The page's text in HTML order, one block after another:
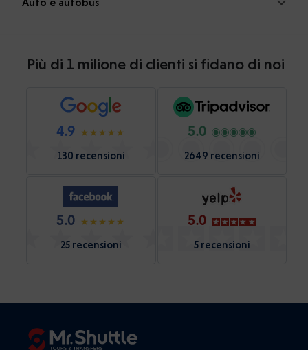
Auto e autobus
Più di 1 milione di clienti si fidano di noi
4.9
130 recensioni
5.0
2649 recensioni
5.0
25 recensioni
5.0
5 recensioni